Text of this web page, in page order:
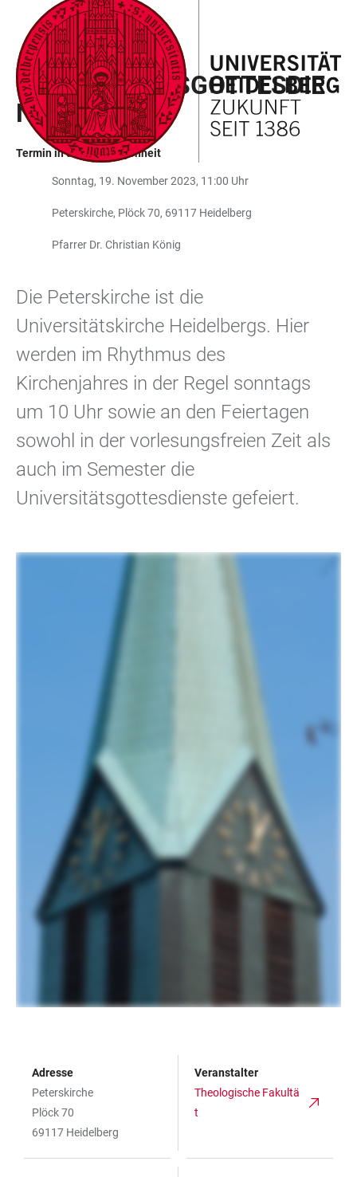
LINKS
ZUR
BARRIEREFREIHEIT
ZUM
HAUPTINHALT
HAUPTNAVIGATION
ÖFFNEN
WEBSEITENSUCHE
ÖFFNEN
UNIVERSITÄTSGOTTESDIE
NST
Termin in der Vergangenheit
Sonntag, 19. November 2023, 11:00 Uhr
Peterskirche, Plöck 70, 69117 Heidelberg
Pfarrer Dr. Christian König
Die Peterskirche ist die
Universitätskirche Heidelbergs. Hier
werden im Rhythmus des
Kirchenjahres in der Regel sonntags
um 10 Uhr sowie an den Feiertagen
sowohl in der vorlesungsfreien Zeit als
auch im Semester die
Universitätsgottesdienste gefeiert.
Adresse
Peterskirche
Plöck 70
69117 Heidelberg
Veranstalter
Theologische Fakultä
t